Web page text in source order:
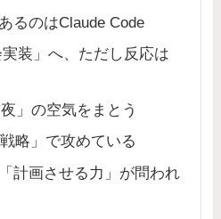
るのはClaude Code
装」へ、ただし反応は
」の空気をまとう
略」で攻めている
計画させる力」が問われ